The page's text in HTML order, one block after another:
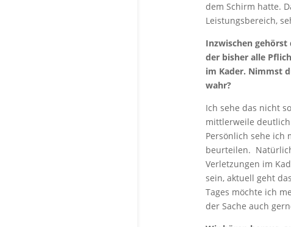
dem Schirm hatte.
Leistungsbereich,
Inzwischen gehörst
der bisher alle
im Kader. Nimmst
wahr?
Ich sehe das nicht
mittlerweile
Persönlich sehe ich
beurteilen.
Verletzungen im
sein, aktuell geht
Tages möchte ich
der Sache auch